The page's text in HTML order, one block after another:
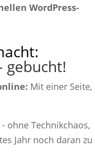
WordPress-
gebucht!
Mit einer Seite,
ohne Technikchaos,
Jahr noch daran zu